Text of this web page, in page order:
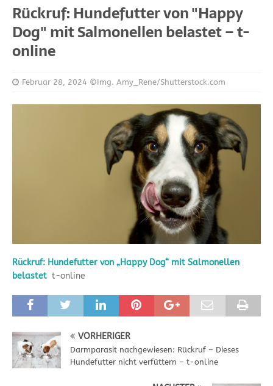
Rückruf: Hundefutter von "Happy
Dog" mit Salmonellen belastet – t-
online
Februar 28, 2024 ©Img. Amy_Rene/Shutterstock.com
Rückruf: Hundefutter von „Happy Dog“ mit Salmonellen
belastet t-online
VORHERIGER
Darmparasit nachgewiesen: Rückruf – Dieses
Hundefutter nicht verfüttern – t-online